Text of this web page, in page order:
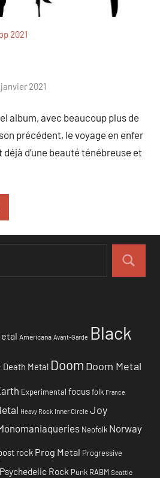
2021
2021
album, avec beaucoup plus de
précédent, le voyage en enfer
déjà d’une beauté ténébreuse et
Americana Avant-Garde Black
Death Metal Doom Doom Metal
Experimental focusfolk France
Heavy Rock Inner Circle Joy
Neofolk Norway
rock Prog Metal Progressive
Psychedelic Rock Punk RABM Seattle